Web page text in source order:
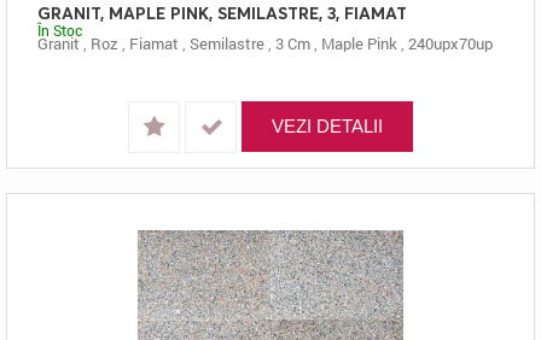
GRANIT, MAPLE PINK, SEMILASTRE, 3, FIAMAT
Granit, Roz Fiamat Semilastre 3 Cm Maple Pink 240upx70up
În Stoc
VEZI DETALII